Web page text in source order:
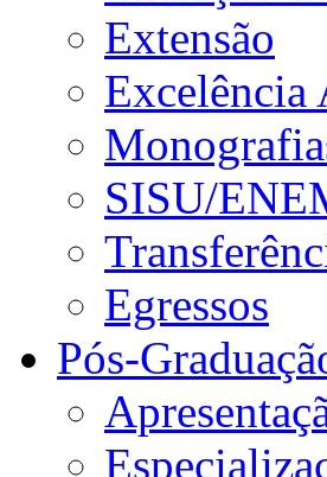
Extensão
Excelência
SISU/
Egressos
Pós-